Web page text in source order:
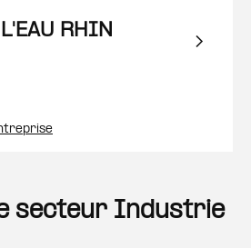
RHIN
secteur Industrie